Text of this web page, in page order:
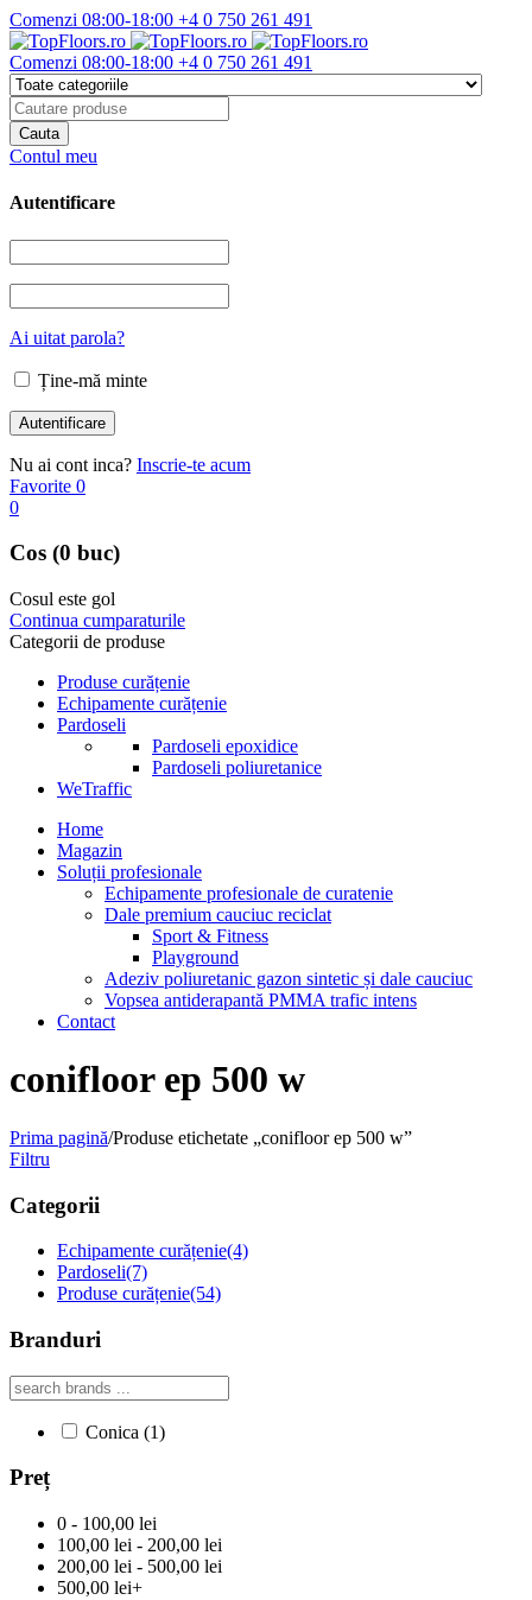
Comenzi 08:00-18:00 +4 0 750 261 491
Comenzi 08:00-18:00 +4 0 750 261 491
Contul meu
Autentificare
Ai uitat parola?
Ține-mă minte
Nu ai cont inca? Inscrie-te acum
Favorite 0
0
Cos (0 buc)
Cosul este gol
Continua cumparaturile
Categorii de produse
Produse curățenie
Echipamente curățenie
Pardoseli
Pardoseli epoxidice
Pardoseli poliuretanice
WeTraffic
Home
Magazin
Soluții profesionale
Echipamente profesionale de curatenie
Dale premium cauciuc reciclat
Sport & Fitness
Playground
Adeziv poliuretanic gazon sintetic și dale cauciuc
Vopsea antiderapantă PMMA trafic intens
Contact
conifloor ep 500 w
Prima pagină/Produse etichetate „conifloor ep 500 w”
Filtru
Categorii
Echipamente curățenie(4)
Pardoseli(7)
Produse curățenie(54)
Branduri
Conica (1)
Preț
0 - 100,00 lei
100,00 lei - 200,00 lei
200,00 lei - 500,00 lei
500,00 lei+